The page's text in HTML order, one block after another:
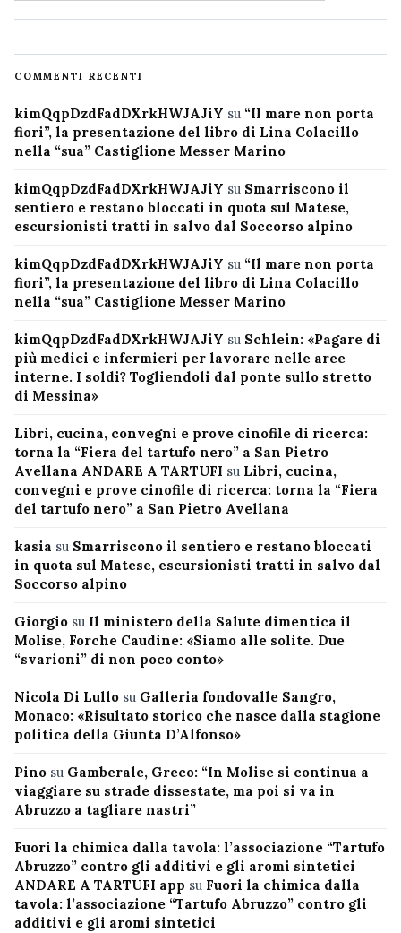
COMMENTI RECENTI
kimQqpDzdFadDXrkHWJAJiY su “Il mare non porta
fiori”, la presentazione del libro di Lina Colacillo
nella “sua” Castiglione Messer Marino
kimQqpDzdFadDXrkHWJAJiY su Smarriscono il
sentiero e restano bloccati in quota sul Matese,
escursionisti tratti in salvo dal Soccorso alpino
kimQqpDzdFadDXrkHWJAJiY su “Il mare non porta
fiori”, la presentazione del libro di Lina Colacillo
nella “sua” Castiglione Messer Marino
kimQqpDzdFadDXrkHWJAJiY su Schlein: «Pagare di
più medici e infermieri per lavorare nelle aree
interne. I soldi? Togliendoli dal ponte sullo stretto
di Messina»
Libri, cucina, convegni e prove cinofile di ricerca:
torna la “Fiera del tartufo nero” a San Pietro
Avellana ANDARE A TARTUFI su Libri, cucina,
convegni e prove cinofile di ricerca: torna la “Fiera
del tartufo nero” a San Pietro Avellana
kasia su Smarriscono il sentiero e restano bloccati
in quota sul Matese, escursionisti tratti in salvo dal
Soccorso alpino
Giorgio su Il ministero della Salute dimentica il
Molise, Forche Caudine: «Siamo alle solite. Due
“svarioni” di non poco conto»
Nicola Di Lullo su Galleria fondovalle Sangro,
Monaco: «Risultato storico che nasce dalla stagione
politica della Giunta D’Alfonso»
Pino su Gamberale, Greco: “In Molise si continua a
viaggiare su strade dissestate, ma poi si va in
Abruzzo a tagliare nastri”
Fuori la chimica dalla tavola: l’associazione “Tartufo
Abruzzo” contro gli additivi e gli aromi sintetici
ANDARE A TARTUFI app su Fuori la chimica dalla
tavola: l’associazione “Tartufo Abruzzo” contro gli
additivi e gli aromi sintetici